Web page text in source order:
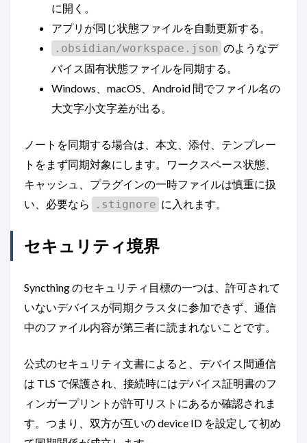
に開く。
アプリが同じ状態ファイルを自動更新する。
.obsidian/workspace.json のようなデ
バイス固有状態ファイルを同期する。
Windows、macOS、Android 間でファイル名の
大文字小文字差が出る。
ノートを同期する場合は、本文、添付、テンプレー
トをまず同期対象にします。ワークスペース状態、
キャッシュ、プラグインの一時ファイルは慎重に扱
い、必要なら
.stignore に入れます。
セキュリティ境界
Syncthing のセキュリティ目標の一つは、許可されて
いないデバイスが同期クラスタに参加できず、通信
中のファイル内容が第三者に読まれないことです。
公式のセキュリティ文書によると、デバイス間通信
は TLS で保護され、接続時にはデバイス証明書のフ
ィンガープリントが許可リストにあるか確認されま
す。つまり、双方が互いの device ID を設定して初め